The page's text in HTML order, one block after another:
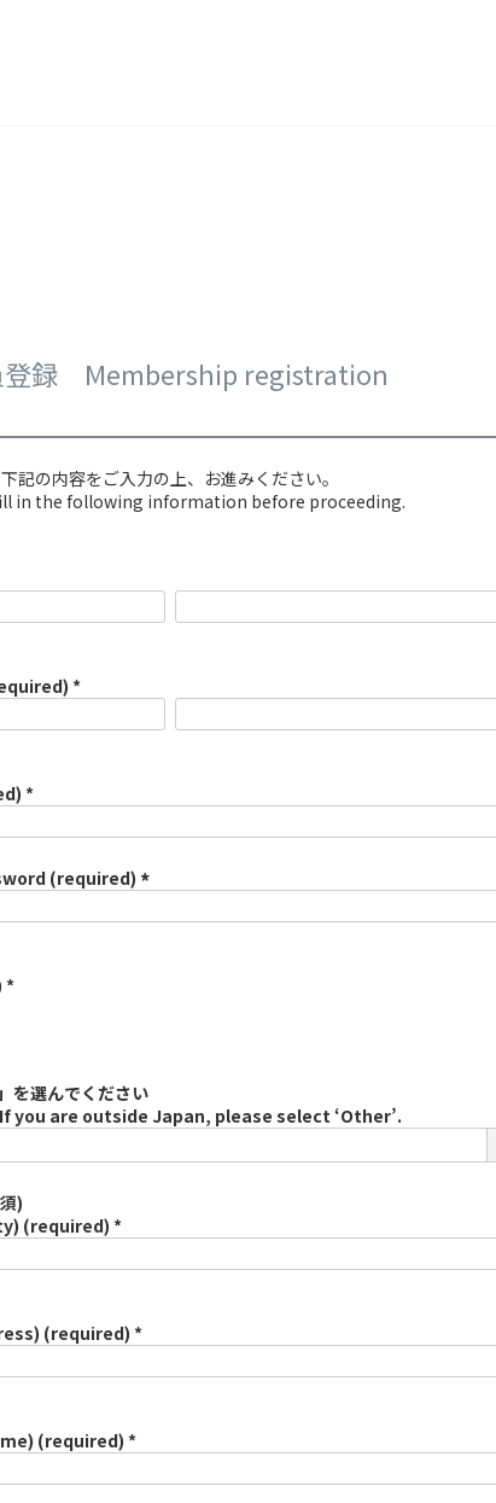
登録 Membership registration
下記の内容をご入力の上、お進みください。
in the following information before proceeding.
*
*
(required)
必
*
を選んでください
you are outside Japan, please select ‘Other’.
)
(required) *
(required) *
(required) *